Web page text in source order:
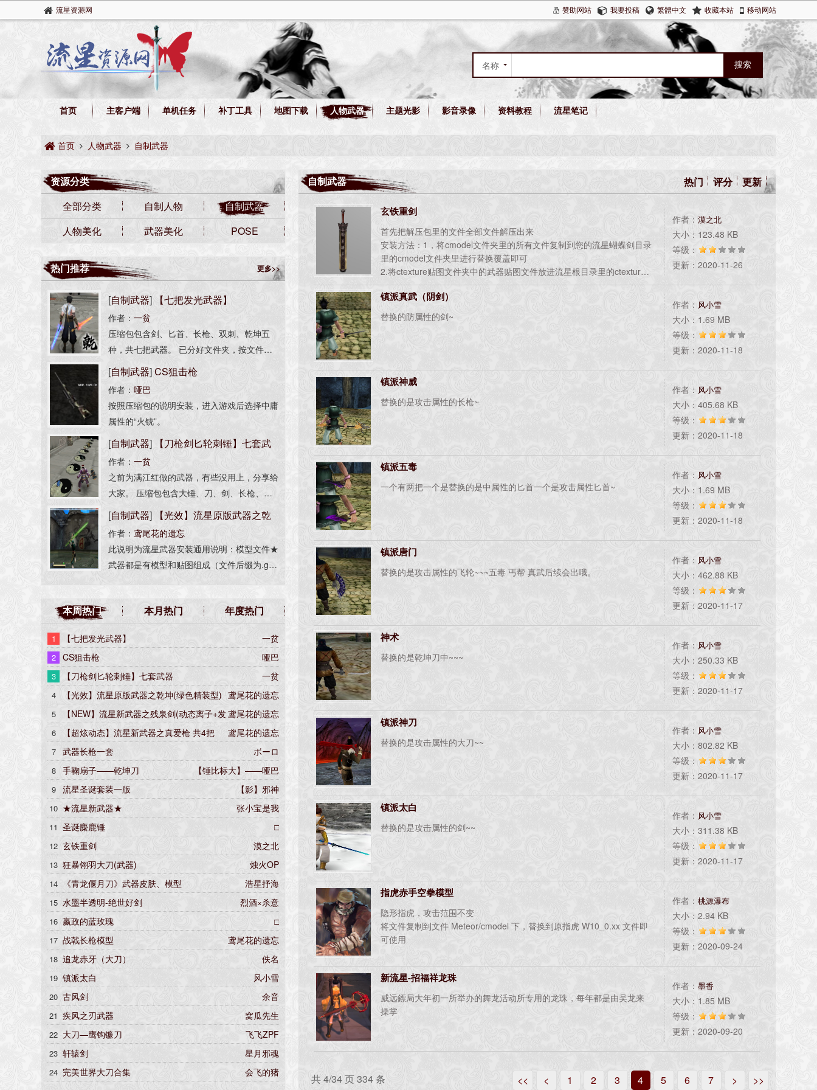
流星资源网 赞助网站 我要投稿 繁體中文 收藏本站 移动网站
名称
综合
首页 主客户端 单机任务 补丁工具 地图下载 人物武器 主题光影 影音录像 资料教程 流星笔记
首页 人物武器 自制武器
自制武器 热门 评分 更新
作者： 漠之北
大小：123.48 KB
等级：
更新：2020-11-26
玄铁重剑
首先把解压包里的文件全部文件解压出来
安装方法：1，将cmodel文件夹里的所有文件复制到您的流星蝴蝶剑目录
里的cmodel文件夹里进行替换覆盖即可
2.将ctexture贴图文件夹中的武器贴图文件放进流星根目录里的ctexture.
pak中去。
提示：ctexture.pak可以用WinRAR 等解压缩工具打开！
作者： 风小雪
大小：1.69 MB
等级：
更新：2020-11-18
镇派真武（阴剑）
替换的防属性的剑~
作者： 风小雪
大小：405.68 KB
等级：
更新：2020-11-18
镇派神威
替换的是攻击属性的长枪~
作者： 风小雪
大小：1.69 MB
等级：
更新：2020-11-18
镇派五毒
一个有两把一个是替换的是中属性的匕首一个是攻击属性匕首~
作者： 风小雪
大小：462.88 KB
等级：
更新：2020-11-17
镇派唐门
替换的是攻击属性的飞轮~~~五毒 丐帮 真武后续会出哦。
作者： 风小雪
大小：250.33 KB
等级：
更新：2020-11-17
神术
替换的是乾坤刀中~~~
作者： 风小雪
大小：802.82 KB
等级：
更新：2020-11-17
镇派神刀
替换的是攻击属性的大刀~~
作者： 风小雪
大小：311.38 KB
等级：
更新：2020-11-17
镇派太白
替换的是攻击属性的剑~~
作者： 桃源瀑布
大小：2.94 KB
等级：
更新：2020-09-24
指虎赤手空拳模型
隐形指虎，攻击范围不变
将文件复制到文件 Meteor/cmodel 下，替换到原指虎 W10_0.xx 文件即
可使用
作者： 墨香
大小：1.85 MB
等级：
更新：2020-09-20
新流星-招福祥龙珠
威远鏢局大年初一所举办的舞龙活动所专用的龙珠，每年都是由吴龙来
操掌
共 4/34 页 334 条 << < 1 2 3 4 5 6 7 > >>
资源分类
全部分类
自制人物
自制武器
人物美化
武器美化 POSE
热门推荐 更多>>
[自制武器] 【七把发光武器】
作者：一贫
压缩包包含剑、匕首、长枪、双刺、乾坤五
种，共七把武器。 已分好文件夹，按文件夹
名称安装覆盖即可。
[自制武器]CS狙击枪
作者：哑巴
按照压缩包的说明安装，进入游戏后选择中庸
属性的“火铳”。
[自制武器]
【刀枪剑匕轮刺锤】七套武
器
作者：一贫
之前为满江红做的武器，有些没用上，分享给
大家。 压缩包包含大锤、刀、剑、长枪、匕
首、飞轮、双刺七种，各四把。 将w开头的模
型文件放入根目录中的cmodel文件夹。 将所
有贴图导
[自制武器]
【光效】流星原版武器之乾
坤(绿色精装型) 普通 代码47号《有范围-
供娱乐》【鸢尾花的遗忘】
作者：鸢尾花的遗忘
此说明为流星武器安装通用说明：模型文件★
武器都是有模型和贴图组成（文件后缀为.gm
p.jpg.tga）流星目录★流星根目录（其实就是
流星安装位置这么个样子《c:\programfiles\m
★武器贴图文件夹①ctexture.pak②TextureP
atch.pak（可以用压缩工具打开）不知道贴图
放到哪里可以在两个文件里同时放一份，万无
一失。PS:互动游戏平台由于补丁限制无法使
用新模型。 _
本周热门 本月热门 年度热门
1 一贫
【七把发光武器】
2 哑巴
CS狙击枪
3 一贫
【刀枪剑匕轮刺锤】七套武器
4 鸢尾花的遗忘
【光效】流星原版武器之乾坤(绿色精装型)
普通 代码47号《有范围-供娱乐》【鸢尾花的遗忘】
5 鸢尾花的遗忘
【NEW】流星新武器之残泉剑(动态离子+发
光特效) 代码6号【鸢尾花的遗忘】
6 鸢尾花的遗忘
【超炫动态】流星新武器之真爱枪 共4把
（真爱-闪炫-火焰-盘丝）【鸢尾花的遗忘】
7 ボーロ
武器长枪一套
8 【锤比标大】——哑巴
手鞠扇子——乾坤刀
9 【影】邪神
流星圣诞套装一版
10 张小宝是我
★流星新武器★
11 □
圣诞麋鹿锤
12 漠之北
玄铁重剑
13 烛火OP
狂暴翎羽大刀(武器)
14 浩星抒海
《青龙偃月刀》武器皮肤、模型
15 烈酒×杀意
水墨半透明-绝世好剑
16 □
嬴政的蓝玫瑰
17 鸢尾花的遗忘
战戟长枪模型
18 佚名
追龙赤牙（大刀）
19 风小雪
镇派太白
20 余音
古风剑
21 窝瓜先生
疾风之刃武器
22 飞飞ZPF
大刀—鹰钩镰刀
23 星月邪魂
轩辕剑
24 会飞的猪
完美世界大刀合集